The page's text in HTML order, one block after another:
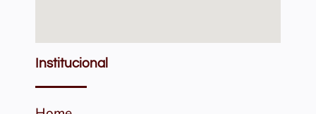
Institucional